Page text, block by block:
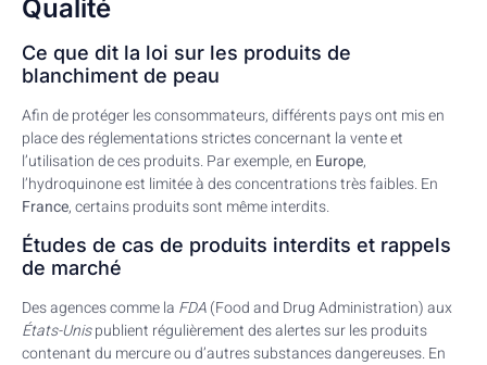
Qualité
Ce que dit la loi sur les produits de
blanchiment de peau
Afin de protéger les consommateurs, différents pays ont mis en
place des réglementations strictes concernant la vente et
l’utilisation de ces produits. Par exemple, en Europe,
l’hydroquinone est limitée à des concentrations très faibles. En
France, certains produits sont même interdits.
Études de cas de produits interdits et rappels
de marché
Des agences comme la FDA(Food and Drug Administration) aux
États-Unispublient régulièrement des alertes sur les produits
contenant du mercure ou d’autres substances dangereuses. En